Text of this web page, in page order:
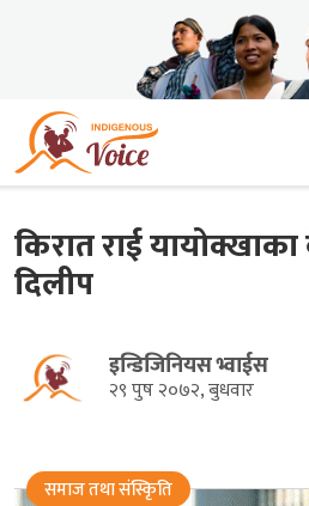
किरात राई
दिलीप
इन्डिजिनियस भ्वाईस
२९ पुष २०७२, बुधवार
समाज तथा संस्किृति